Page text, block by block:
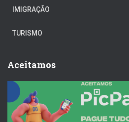
IMIGRAÇÃO
TURISMO
Aceitamos